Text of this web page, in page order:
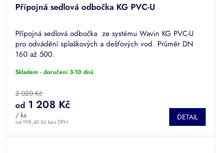
Přípojná sedlová odbočka KG PVC-U
Přípojná sedlová odbočka ze systému Wavin KG PVC-U
pro odvádění splaškových a dešťových vod. Průměr DN
160 až 500.
Skladem - doručení 3-10 dnů
2 020 Kč
od 998,40 Kč bez DPH
od 1 208 Kč
/ ks DETAIL